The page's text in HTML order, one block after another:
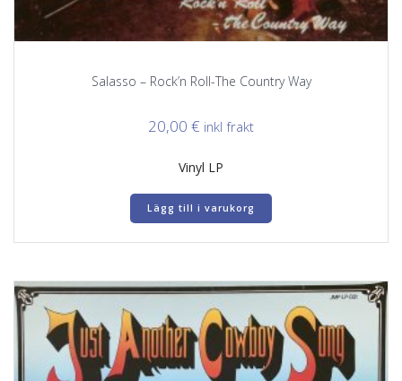
Salasso – Rock’n Roll-The Country Way
20,00 € inkl frakt
Vinyl LP
Lägg till i varukorg